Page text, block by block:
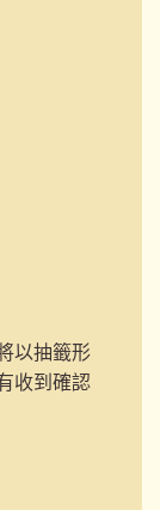
以抽籤形
收到確認